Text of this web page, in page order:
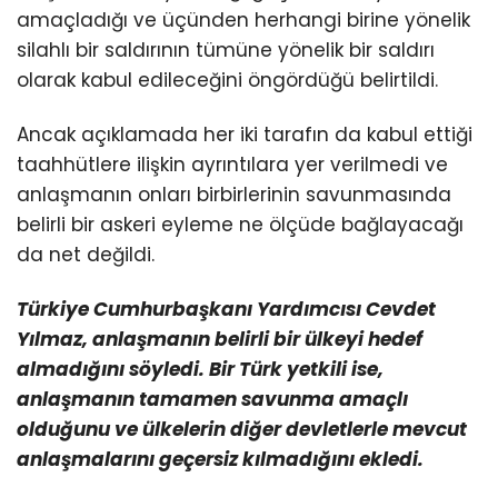
amaçladığı ve üçünden herhangi birine yönelik
silahlı bir saldırının tümüne yönelik bir saldırı
olarak kabul edileceğini öngördüğü belirtildi.
Ancak açıklamada her iki tarafın da kabul ettiği
taahhütlere ilişkin ayrıntılara yer verilmedi ve
anlaşmanın onları birbirlerinin savunmasında
belirli bir askeri eyleme ne ölçüde bağlayacağı
da net değildi.
Türkiye Cumhurbaşkanı Yardımcısı Cevdet
Yılmaz, anlaşmanın belirli bir ülkeyi hedef
almadığını söyledi. Bir Türk yetkili ise,
anlaşmanın tamamen savunma amaçlı
olduğunu ve ülkelerin diğer devletlerle mevcut
anlaşmalarını geçersiz kılmadığını ekledi.